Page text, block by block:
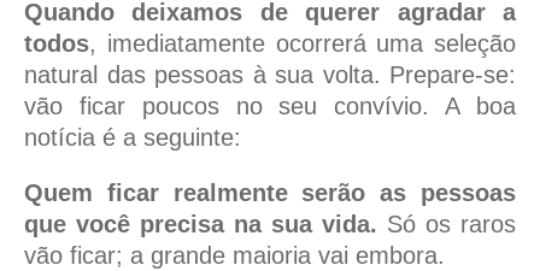
Quando deixamos de querer agradar a
todos, imediatamente ocorrerá uma seleção
natural das pessoas à sua volta. Prepare-se:
vão ficar poucos no seu convívio. A boa
notícia é a seguinte:
Quem ficar realmente serão as pessoas
que você precisa na sua vida. Só os raros
vão ficar; a grande maioria vai embora.